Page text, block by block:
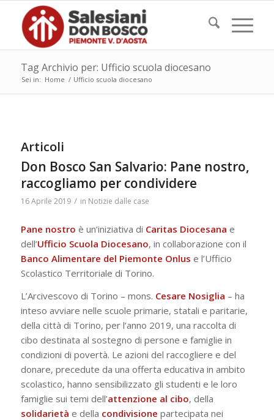
Tag Archivio per: Ufficio scuola diocesano
Sei in: Home / Ufficio scuola diocesano
Articoli
Don Bosco San Salvario: Pane nostro,
raccogliamo per condividere
16 Aprile 2019 / in Notizie dalle case
Pane nostro è un’iniziativa di Caritas Diocesana e
dell’Ufficio Scuola Diocesano, in collaborazione con il
Banco Alimentare del Piemonte Onlus e l’Ufficio
Scolastico Territoriale di Torino.
L’Arcivescovo di Torino – mons. Cesare Nosiglia – ha
inteso avviare nelle scuole primarie, statali e paritarie,
della città di Torino, per l’anno 2019, una raccolta di
cibo destinata al sostegno di persone e famiglie in
condizioni di povertà. Le azioni del raccogliere e del
donare, precedute da una offerta educativa in ambito
scolastico, hanno sensibilizzato gli studenti e le loro
famiglie sui temi dell’attenzione al cibo, della
solidarietà e della condivisione partecipata nei